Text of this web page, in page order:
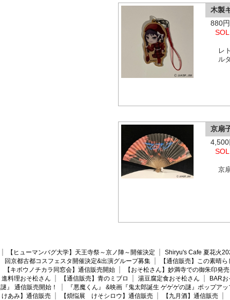
木製
880
レ
ル
京扇
京
【ヒューマンバグ大学】天王寺祭～京ノ陣～開催決定
Shiryu's Cafe 夏花火
回京都古都コスフェスタ開催決定&出演グループ募集
【通信販売】この素晴
【キボウノチカラ同窓会】通信販売開始
【おそ松さん】妙満寺での御朱印発売
進料理おそ松さん
【通信販売】青のミブロ 湯豆腐定食おそ松さん
BARお
謎』 通信販売開始！
『悪魔くん』 &映画『鬼太郎誕生 ゲゲゲの謎』ポップア
けあみ】通信販売
【煩悩展 けそシロウ】通信販売 【九月酒】通信販売